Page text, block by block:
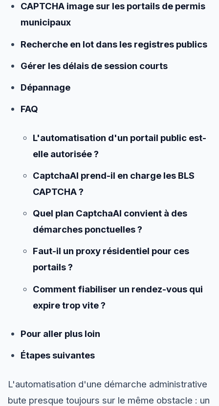
CAPTCHA image sur les portails de permis
municipaux
Recherche en lot dans les registres publics
Gérer les délais de session courts
Dépannage
FAQ
L'automatisation d'un portail public est-
elle autorisée ?
CaptchaAI prend-il en charge les BLS
CAPTCHA ?
Quel plan CaptchaAI convient à des
démarches ponctuelles ?
Faut-il un proxy résidentiel pour ces
portails ?
Comment fiabiliser un rendez-vous qui
expire trop vite ?
Pour aller plus loin
Étapes suivantes
L'automatisation d'une démarche administrative
bute presque toujours sur le même obstacle : un